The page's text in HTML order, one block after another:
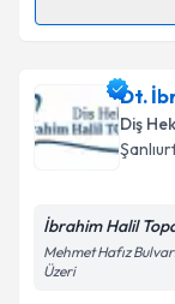
Randevu
Dt.
oluşturun.
takvim
Dt.
Diş
İbrahim Halil
Mehmet Hafız
Üzeri